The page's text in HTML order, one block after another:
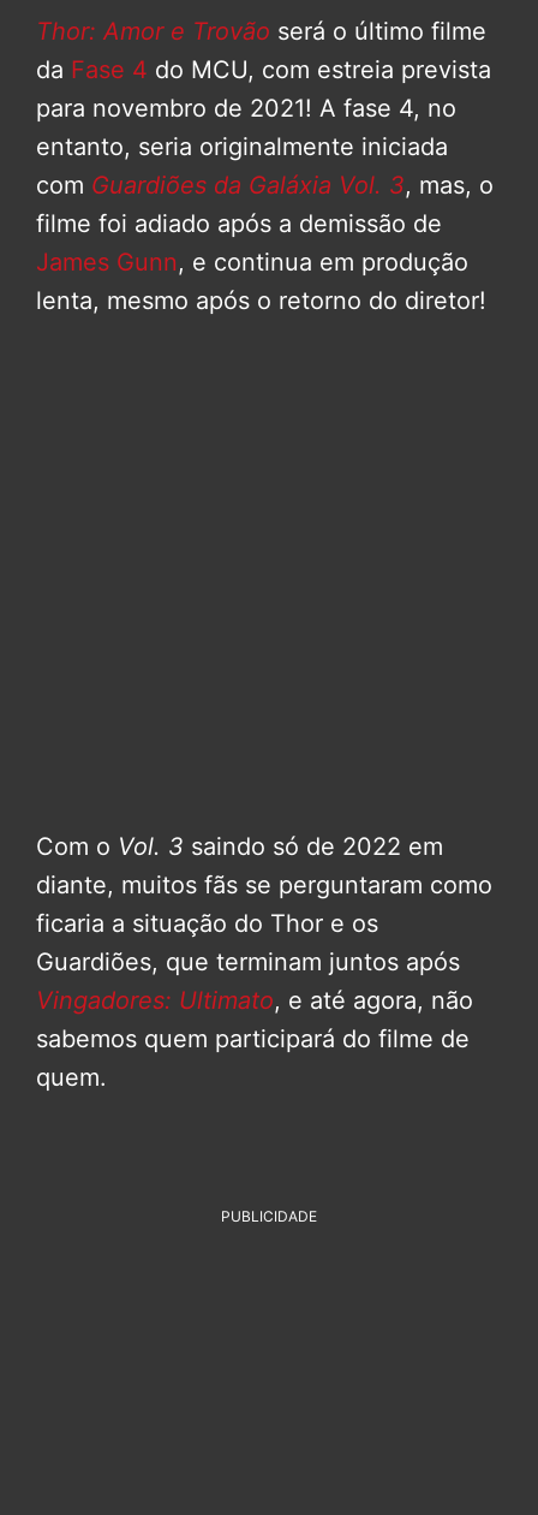
Thor: Amor e Trovão será o último filme
da Fase 4 do MCU, com estreia prevista
para novembro de 2021! A fase 4, no
entanto, seria originalmente iniciada
com Guardiões da Galáxia Vol. 3, mas, o
filme foi adiado após a demissão de
James Gunn, e continua em produção
lenta, mesmo após o retorno do diretor!
Com o Vol. 3 saindo só de 2022 em
diante, muitos fãs se perguntaram como
ficaria a situação do Thor e os
Guardiões, que terminam juntos após
Vingadores: Ultimato, e até agora, não
sabemos quem participará do filme de
quem.
PUBLICIDADE